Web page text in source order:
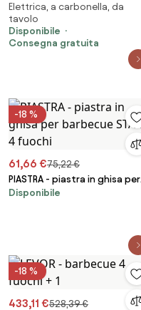
Carbonella Portatile Ø34 cm
Taddei Quick Giallo...
Elettrica, a carbonella, da
tavolo
Disponibile
Consegna gratuita
-18 %
61,66 €75,22 €
PIASTRA - piastra in ghisa per
barbecue STARK 4 fuochi
Disponibile
-18 %
433,11 €528,39 €